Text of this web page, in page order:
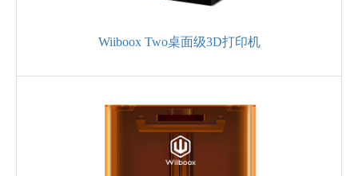
Wiiboox Two桌面级3D打印机